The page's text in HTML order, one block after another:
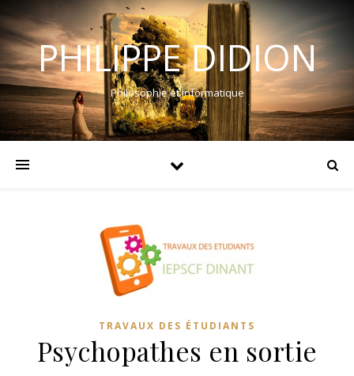
PHILIPPE DIDION
Philosophie et informatique
TRAVAUX DES ÉTUDIANTS
Psychopathes en sortie